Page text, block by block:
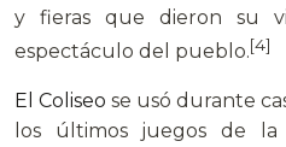
y fieras que dieron su
espectáculo del pueblo.[4]
El Coliseo se usó durante
los últimos juegos de